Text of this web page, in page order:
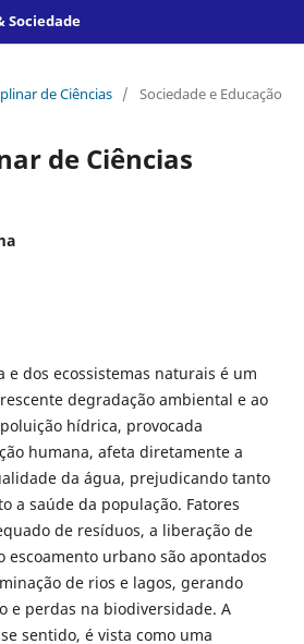
Sociedade
de Ciências / Sociedade e Educação
de Ciências
e dos ecossistemas naturais é um
degradação ambiental e ao
hídrica, provocada
humana, afeta diretamente a
da água, prejudicando tanto
a saúde da população. Fatores
de resíduos, a liberação de
escoamento urbano são apontados
de rios e lagos, gerando
e perdas na biodiversidade. A
sentido, é vista como uma